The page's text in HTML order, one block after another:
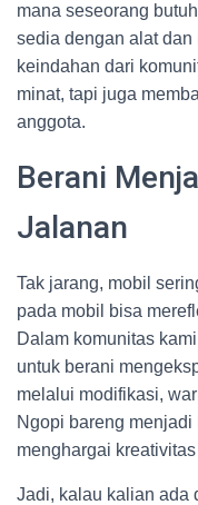
mana seseorang
sedia dengan alat
keindahan dari
minat, tapi juga
anggota.
Berani
Jalanan
Tak jarang, mobil
pada mobil bisa
Dalam komunitas
untuk berani
melalui modifikasi,
Ngopi bareng
menghargai
Jadi, kalau kalian ada